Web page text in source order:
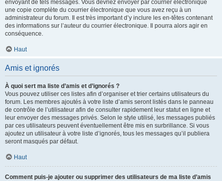
envoyant de tels messages. Vous devriez envoyer par courrier électronique
une copie complète du courrier électronique que vous avez reçu à un
administrateur du forum. Il est très important d’y inclure les en-têtes contenant
des informations sur l’auteur du courrier électronique. Il pourra alors agir en
conséquence.
Haut
Amis et ignorés
À quoi sert ma liste d’amis et d’ignorés ?
Vous pouvez utiliser ces listes afin d’organiser et trier certains utilisateurs du
forum. Les membres ajoutés à votre liste d’amis seront listés dans le panneau
de contrôle de l’utilisateur afin de consulter rapidement leur statut en ligne et
leur envoyer des messages privés. Selon le style utilisé, les messages publiés
par ces utilisateurs peuvent éventuellement être mis en surbrillance. Si vous
ajoutez un utilisateur à votre liste d’ignorés, tous les messages qu’il publiera
seront masqués par défaut.
Haut
Comment puis-je ajouter ou supprimer des utilisateurs de ma liste d’amis